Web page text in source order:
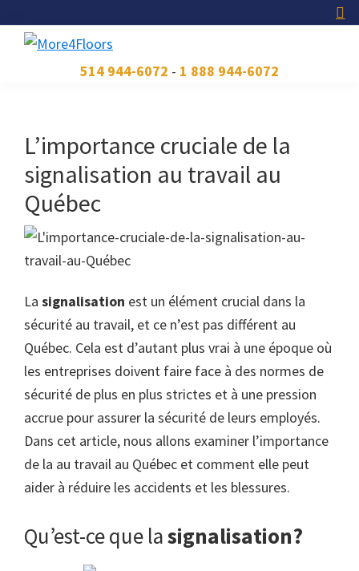
More4Floors
planchers
514 944-6072 - 1 888 944-6072
L’importance cruciale de la
signalisation au travail au
Québec
La signalisation est un élément crucial dans la
sécurité au travail, et ce n’est pas différent au
Québec. Cela est d’autant plus vrai à une époque où
les entreprises doivent faire face à des normes de
sécurité de plus en plus strictes et à une pression
accrue pour assurer la sécurité de leurs employés.
Dans cet article, nous allons examiner l’importance
de la au travail au Québec et comment elle peut
aider à réduire les accidents et les blessures.
Qu’est-ce que lasignalisation?